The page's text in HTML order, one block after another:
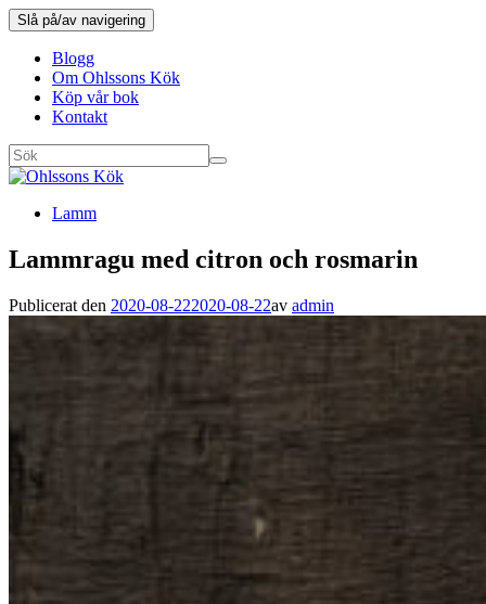
Slå på/av navigering
Blogg
Om Ohlssons Kök
Köp vår bok
Kontakt
Lamm
Lammragu med citron och rosmarin
Publicerat den 2020-08-222020-08-22av admin